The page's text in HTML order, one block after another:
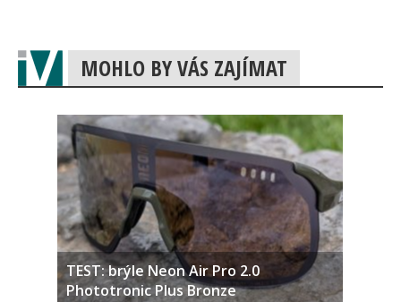
MOHLO BY VÁS ZAJÍMAT
TEST: brýle Neon Air Pro 2.0
Phototronic Plus Bronze